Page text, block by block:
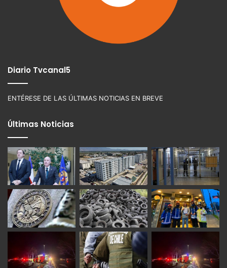
Diario Tvcanal5
ENTÉRESE DE LAS ÚLTIMAS NOTICIAS EN BREVE
Últimas Noticias